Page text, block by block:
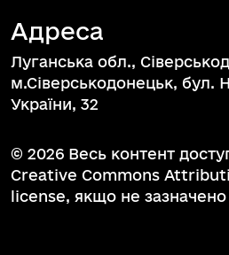
Адреса
Луганська обл.,
м.Сіверськодонецьк, бул.
України, 32
© 2026 Весь контент
Creative Commons
license, якщо не